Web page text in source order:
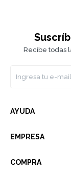
Recibe todas
AYUDA
EMPRESA
COMPRA